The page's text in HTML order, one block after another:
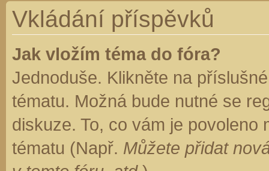
Vkládání příspěvků
Jak vložím téma do fóra?
Jednoduše. Klikněte na
tématu. Možná bude nutné se
diskuze. To, co vám je
tématu (Např. Můžete přidat